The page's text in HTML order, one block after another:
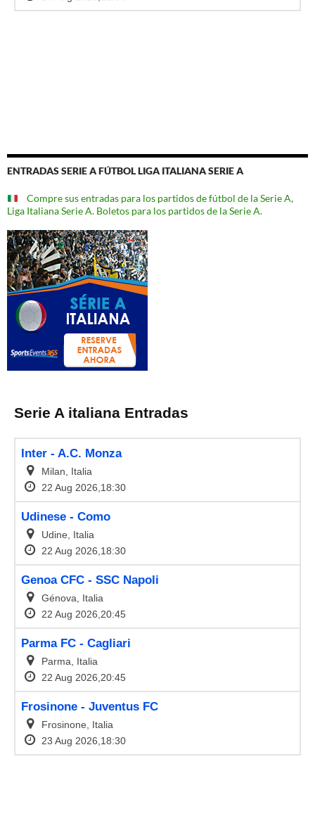
ENTRADAS SERIE A FÚTBOL LIGA ITALIANA SERIE A
Compre sus entradas para los partidos de fútbol de la Serie A,
Liga Italiana Serie A. Boletos para los partidos de la Serie A.